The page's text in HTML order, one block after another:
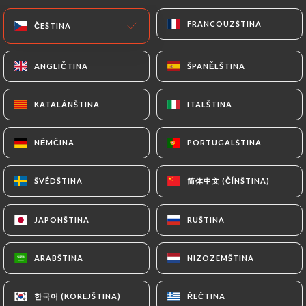
NABÍDKA CS
ČEŠTINA FRANCOUZŠTINA
ANGLIČTINA ŠPANĚLŠTINA
KATALÁNŠTINA ITALŠTINA
NĚMČINA PORTUGALŠTINA
ŠVÉDŠTINA 简体中文 (ČÍNŠTINA)
JAPONŠTINA RUŠTINA
ARABŠTINA NIZOZEMŠTINA
한국어 (KOREJŠTINA) ŘEČTINA
/
Kontakt
Chez Anto
ČEŠTINA FRANCOUZŠTINA
ANGLIČTINA ŠPANĚLŠTINA
KATALÁNŠTINA ITALŠTINA
NĚMČINA PORTUGALŠTINA
ŠVÉDŠTINA 简体中文 (ČÍNŠTINA)
JAPONŠTINA RUŠTINA
ARABŠTINA NIZOZEMŠTINA
한국어 (KOREJŠTINA) ŘEČTINA